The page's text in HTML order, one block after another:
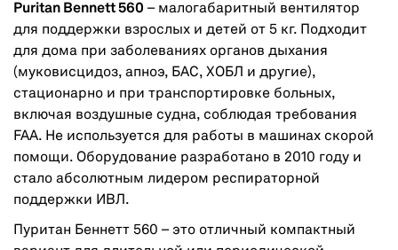
Puritan Bennett 560 – малогабаритный вентилятор
для поддержки взрослых и детей от 5 кг. Подходит
для дома при заболеваниях органов дыхания
(муковисцидоз, апноэ, БАС, ХОБЛ и другие),
стационарно и при транспортировке больных,
включая воздушные судна, соблюдая требования
FAA. Не используется для работы в машинах скорой
помощи. Оборудование разработано в 2010 году и
стало абсолютным лидером респираторной
поддержки ИВЛ.
Пуритан Беннетт 560 – это отличный компактный